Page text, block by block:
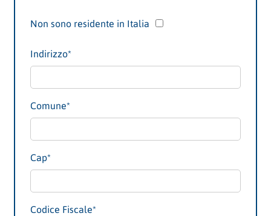
Non sono residente in Italia
Indirizzo*
Comune*
Cap*
Codice Fiscale*